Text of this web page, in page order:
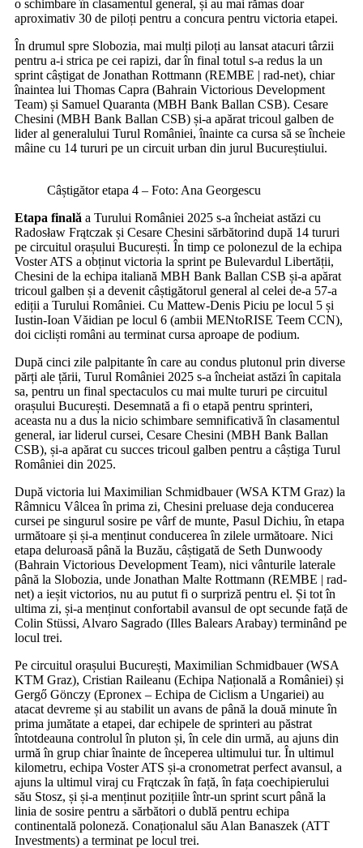
o schimbare în clasamentul general, și au mai rămas doar
aproximativ 30 de piloți pentru a concura pentru victoria etapei.
În drumul spre Slobozia, mai mulți piloți au lansat atacuri târzii
pentru a-i strica pe cei rapizi, dar în final totul s-a redus la un
sprint câștigat de Jonathan Rottmann (REMBE | rad-net), chiar
înaintea lui Thomas Capra (Bahrain Victorious Development
Team) și Samuel Quaranta (MBH Bank Ballan CSB). Cesare
Chesini (MBH Bank Ballan CSB) și-a apărat tricoul galben de
lider al generalului Turul României, înainte ca cursa să se încheie
mâine cu 14 tururi pe un circuit urban din jurul Bucureștiului.
Câștigător etapa 4 – Foto: Ana Georgescu
Etapa finală a Turului României 2025 s-a încheiat astăzi cu
Radosław Frątczak și Cesare Chesini sărbătorind după 14 tururi
pe circuitul orașului București. În timp ce polonezul de la echipa
Voster ATS a obținut victoria la sprint pe Bulevardul Libertății,
Chesini de la echipa italiană MBH Bank Ballan CSB și-a apărat
tricoul galben și a devenit câștigătorul general al celei de-a 57-a
ediții a Turului României. Cu Mattew-Denis Piciu pe locul 5 și
Iustin-Ioan Văidian pe locul 6 (ambii MENtoRISE Teem CCN),
doi cicliști români au terminat cursa aproape de podium.
După cinci zile palpitante în care au condus plutonul prin diverse
părți ale țării, Turul României 2025 s-a încheiat astăzi în capitala
sa, pentru un final spectaculos cu mai multe tururi pe circuitul
orașului București. Desemnată a fi o etapă pentru sprinteri,
aceasta nu a dus la nicio schimbare semnificativă în clasamentul
general, iar liderul cursei, Cesare Chesini (MBH Bank Ballan
CSB), și-a apărat cu succes tricoul galben pentru a câștiga Turul
României din 2025.
După victoria lui Maximilian Schmidbauer (WSA KTM Graz) la
Râmnicu Vâlcea în prima zi, Chesini preluase deja conducerea
cursei pe singurul sosire pe vârf de munte, Pasul Dichiu, în etapa
următoare și și-a menținut conducerea în zilele următoare. Nici
etapa deluroasă până la Buzău, câștigată de Seth Dunwoody
(Bahrain Victorious Development Team), nici vânturile laterale
până la Slobozia, unde Jonathan Malte Rottmann (REMBE | rad-
net) a ieșit victorios, nu au putut fi o surpriză pentru el. Și tot în
ultima zi, și-a menținut confortabil avansul de opt secunde față de
Colin Stüssi, Alvaro Sagrado (Illes Balears Arabay) terminând pe
locul trei.
Pe circuitul orașului București, Maximilian Schmidbauer (WSA
KTM Graz), Cristian Raileanu (Echipa Națională a României) și
Gergő Gönczy (Epronex – Echipa de Ciclism a Ungariei) au
atacat devreme și au stabilit un avans de până la două minute în
prima jumătate a etapei, dar echipele de sprinteri au păstrat
întotdeauna controlul în pluton și, în cele din urmă, au ajuns din
urmă în grup chiar înainte de începerea ultimului tur. În ultimul
kilometru, echipa Voster ATS și-a cronometrat perfect avansul, a
ajuns la ultimul viraj cu Frątczak în față, în fața coechipierului
său Stosz, și și-a menținut pozițiile într-un sprint scurt până la
linia de sosire pentru a sărbători o dublă pentru echipa
continentală poloneză. Conaționalul său Alan Banaszek (ATT
Investments) a terminat pe locul trei.